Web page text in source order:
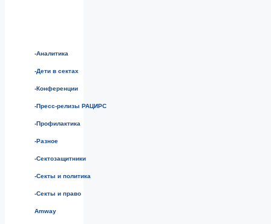
-Аналитика
-Дети в сектах
-Конференции
-Пресс-релизы РАЦИРС
-Профилактика
-Разное
-Сектозащитники
-Секты и политика
-Секты и право
Amway